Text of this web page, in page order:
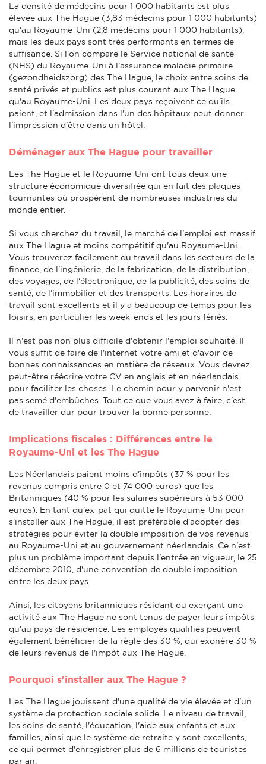
La densité de médecins pour 1 000 habitants est plus
élevée aux The Hague (3,83 médecins pour 1 000 habitants)
qu'au Royaume-Uni (2,8 médecins pour 1 000 habitants),
mais les deux pays sont très performants en termes de
suffisance. Si l'on compare le Service national de santé
(NHS) du Royaume-Uni à l'assurance maladie primaire
(gezondheidszorg) des The Hague, le choix entre soins de
santé privés et publics est plus courant aux The Hague
qu'au Royaume-Uni. Les deux pays reçoivent ce qu'ils
paient, et l'admission dans l'un des hôpitaux peut donner
l'impression d'être dans un hôtel.
Déménager aux The Hague pour travailler
Les The Hague et le Royaume-Uni ont tous deux une
structure économique diversifiée qui en fait des plaques
tournantes où prospèrent de nombreuses industries du
monde entier.
Si vous cherchez du travail, le marché de l'emploi est massif
aux The Hague et moins compétitif qu'au Royaume-Uni.
Vous trouverez facilement du travail dans les secteurs de la
finance, de l'ingénierie, de la fabrication, de la distribution,
des voyages, de l'électronique, de la publicité, des soins de
santé, de l'immobilier et des transports. Les horaires de
travail sont excellents et il y a beaucoup de temps pour les
loisirs, en particulier les week-ends et les jours fériés.
Il n'est pas non plus difficile d'obtenir l'emploi souhaité. Il
vous suffit de faire de l'internet votre ami et d'avoir de
bonnes connaissances en matière de réseaux. Vous devrez
peut-être réécrire votre CV en anglais et en néerlandais
pour faciliter les choses. Le chemin pour y parvenir n'est
pas semé d'embûches. Tout ce que vous avez à faire, c'est
de travailler dur pour trouver la bonne personne.
Implications fiscales : Différences entre le
Royaume-Uni et les The Hague
Les Néerlandais paient moins d'impôts (37 % pour les
revenus compris entre 0 et 74 000 euros) que les
Britanniques (40 % pour les salaires supérieurs à 53 000
euros). En tant qu'ex-pat qui quitte le Royaume-Uni pour
s'installer aux The Hague, il est préférable d'adopter des
stratégies pour éviter la double imposition de vos revenus
au Royaume-Uni et au gouvernement néerlandais. Ce n'est
plus un problème important depuis l'entrée en vigueur, le 25
décembre 2010, d'une convention de double imposition
entre les deux pays.
Ainsi, les citoyens britanniques résidant ou exerçant une
activité aux The Hague ne sont tenus de payer leurs impôts
qu'au pays de résidence. Les employés qualifiés peuvent
également bénéficier de la règle des 30 %, qui exonère 30 %
de leurs revenus de l'impôt aux The Hague.
Pourquoi s'installer aux The Hague ?
Les The Hague jouissent d'une qualité de vie élevée et d'un
système de protection sociale solide. Le niveau de travail,
les soins de santé, l'éducation, l'aide aux enfants et aux
familles, ainsi que le système de retraite y sont excellents,
ce qui permet d'enregistrer plus de 6 millions de touristes
par an.